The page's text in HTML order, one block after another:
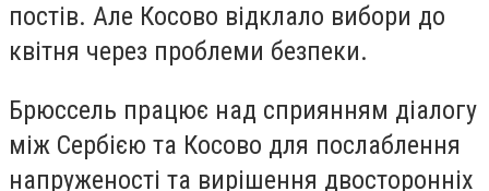
постів. Але Косово відклало вибори до
квітня через проблеми безпеки.
Брюссель працює над сприянням діалогу
між Сербією та Косово для послаблення
напруженості та вирішення двосторонніх